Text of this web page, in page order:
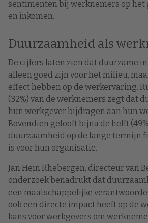
sentimenten bij werknemers op het
en inkomen.
Duurzaamheid als
De cijfers laten zien dat duurzame
alleen goed zijn voor het milieu,
effect hebben op de werkervaring.
(32%) van de werknemers zegt dat
hun werkgever bijdragen aan hun
Bovendien gelooft bijna de helft
duurzaamheid op de lange termijn
is voor hun organisatie.
Jan Hein Rhebergen, directeur van
onderzoek benadrukt dat
een maatschappelijke
ook een directe impact heeft op de
kans voor werkgevers om